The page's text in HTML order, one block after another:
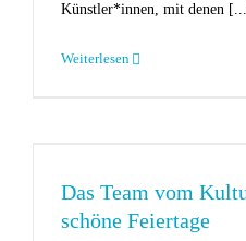
Künstler*innen, mit denen
Weiterlesen
Das Team vom
schöne Feiertage